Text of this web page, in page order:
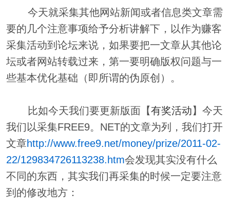
今天就采集其他网站新闻或者信息类文章需
要的几个注意事项给予分析讲解下，以作为赚客
采集活动到论坛来说，如果要把一文章从其他论
坛或者网站转载过来，第一要明确版权问题与一
些基本优化基础（即所谓的伪原创）。
比如今天我们要更新版面【有奖活动】今天
我们以采集FREE9。NET的文章为列，我们打开
文章http://www.free9.net/money/prize/2011-02-
22/129834726113238.htm会发现其实没有什么
不同的东西，其实我们再采集的时候一定要注意
到的修改地方：